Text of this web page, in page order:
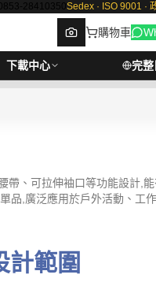
28410350 Sedex · ISO 9001 ·
購物車
下載中心 完整
帶、可拉伸袖口等功能設計,
品,廣泛應用於戶外活動、工
計範圍